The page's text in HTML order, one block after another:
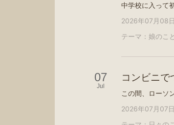
2026年07月08日
テーマ： 娘のこと
07
Jul
コンビニで
2026年07月07日